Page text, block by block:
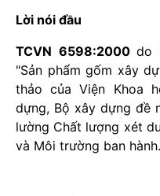
Lời nói đầu
TCVN 6598:2000do
"Sản phẩm gốm xây
thảo của Viện Khoa
dựng, Bộ xây dựng đề
lường Chất lượng xét
và Môi trường ban hành.